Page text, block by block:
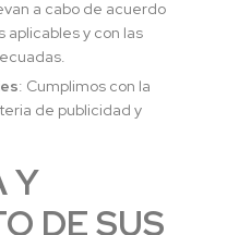
a cabo de acuerdo
aplicables y con las
: Cumplimos con la
de publicidad y
Y
DE SUS